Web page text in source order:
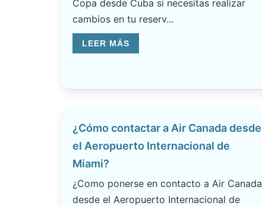
Copa desde Cuba si necesitas realizar
cambios en tu reserv...
LEER MÁS
¿Cómo contactar a Air Canada desde
el Aeropuerto Internacional de
Miami?
¿Como ponerse en contacto a Air Canada
desde el Aeropuerto Internacional de